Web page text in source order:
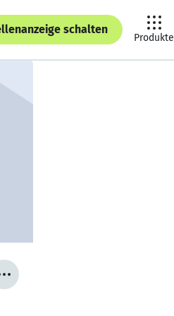
schalten
Produkte